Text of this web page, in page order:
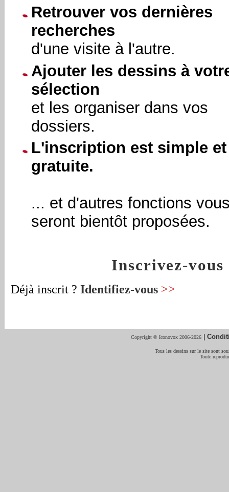
Retrouver vos dernières
recherches
d'une visite à l'autre.
Ajouter les dessins à
sélection
et les organiser dans vos
dossiers.
L'inscription est simple et
gratuite.
... et d'autres fonctions
seront bientôt proposées.
Inscrivez-vous
Déjà inscrit ? Identifiez-vous >>
Copyright © Iconovox 2006-2026 |
Tous les dessins sur le site sont
Toute